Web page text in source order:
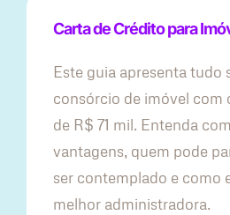
Carta de Crédito para
Este guia apresenta tudo
consórcio de imóvel com
de R$ 71 mil. Entenda
vantagens, quem pode
ser contemplado e como
melhor administradora.